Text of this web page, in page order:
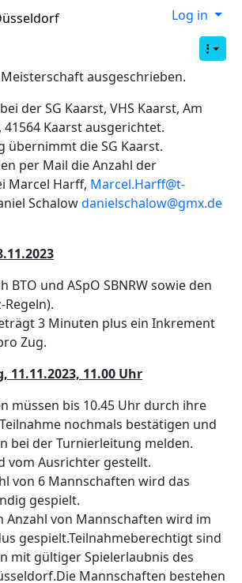
Log in
ausgeschrieben.
der SG Kaarst, VHS Kaarst, Am
Kaarst ausgerichtet.
übernimmt die SG Kaarst.
per Mail die Anzahl der
Marcel Harff, Marcel.Harff@t-
Schalowdanielschalow@gmx.de
BTO und ASpO SBNRW sowie den
Regeln).
3 Minuten plus ein Inkrement
Zug.
11.11.2023, 11.00 Uhr
müssen bis 10.45 Uhr durch ihre
nochmals bestätigen und
bei der Turnierleitung melden.
vom Ausrichter gestellt.
von 6 Mannschaften wird das
gespielt.
Anzahl von Mannschaften wird im
gespielt.Teilnahmeberechtigt sind
mit gültiger Spielerlaubnis des
Die Mannschaften bestehen